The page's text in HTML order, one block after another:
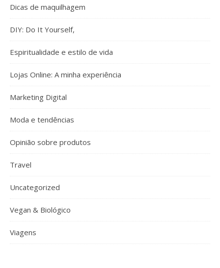
Dicas de maquilhagem
DIY: Do It Yourself,
Espiritualidade e estilo de vida
Lojas Online: A minha experiência
Marketing Digital
Moda e tendências
Opinião sobre produtos
Travel
Uncategorized
Vegan & Biológico
Viagens